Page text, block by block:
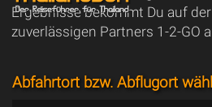
Ergebnisse bekommt Du auf
zuverlässigen Partners 1-2-GO
Abfahrtort bzw. Abflugort